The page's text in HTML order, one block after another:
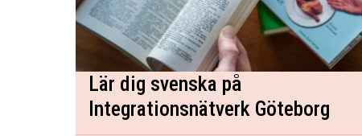
Lär dig svenska på
Integrationsnätverk Göteborg